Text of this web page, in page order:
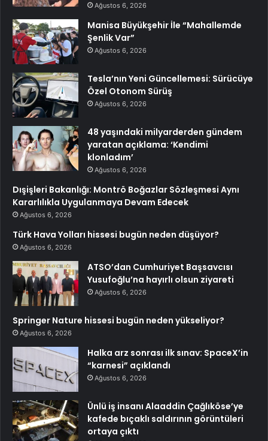
Ağustos 6, 2026
Manisa Büyükşehir İle “Mahallemde
Şenlik Var”
Ağustos 6, 2026
Tesla’nın Yeni Güncellemesi: Sürücüye
Özel Otonom Sürüş
Ağustos 6, 2026
48 yaşındaki milyarderden gündem
yaratan açıklama: ‘Kendimi
klonladım’
Ağustos 6, 2026
Dışişleri Bakanlığı: Montrö Boğazlar Sözleşmesi Aynı
Kararlılıkla Uygulanmaya Devam Edecek
Ağustos 6, 2026
Türk Hava Yolları hissesi bugün neden düşüyor?
Ağustos 6, 2026
ATSO’dan Cumhuriyet Başsavcısı
Yusufoğlu’na hayırlı olsun ziyareti
Ağustos 6, 2026
Springer Nature hissesi bugün neden yükseliyor?
Ağustos 6, 2026
Halka arz sonrası ilk sınav: SpaceX’in
“karnesi” açıklandı
Ağustos 6, 2026
Ünlü iş insanı Alaaddin Çağlıköse’ye
kafede bıçaklı saldırının görüntüleri
ortaya çıktı